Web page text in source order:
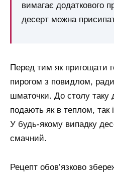
вимагає додаткового
десерт можна
Перед тим як пригощати
пирогом з повидлом,
шматочки. До столу таку
подають як в теплом, так
У будь-якому випадку
смачний.
Рецепт обов’язково